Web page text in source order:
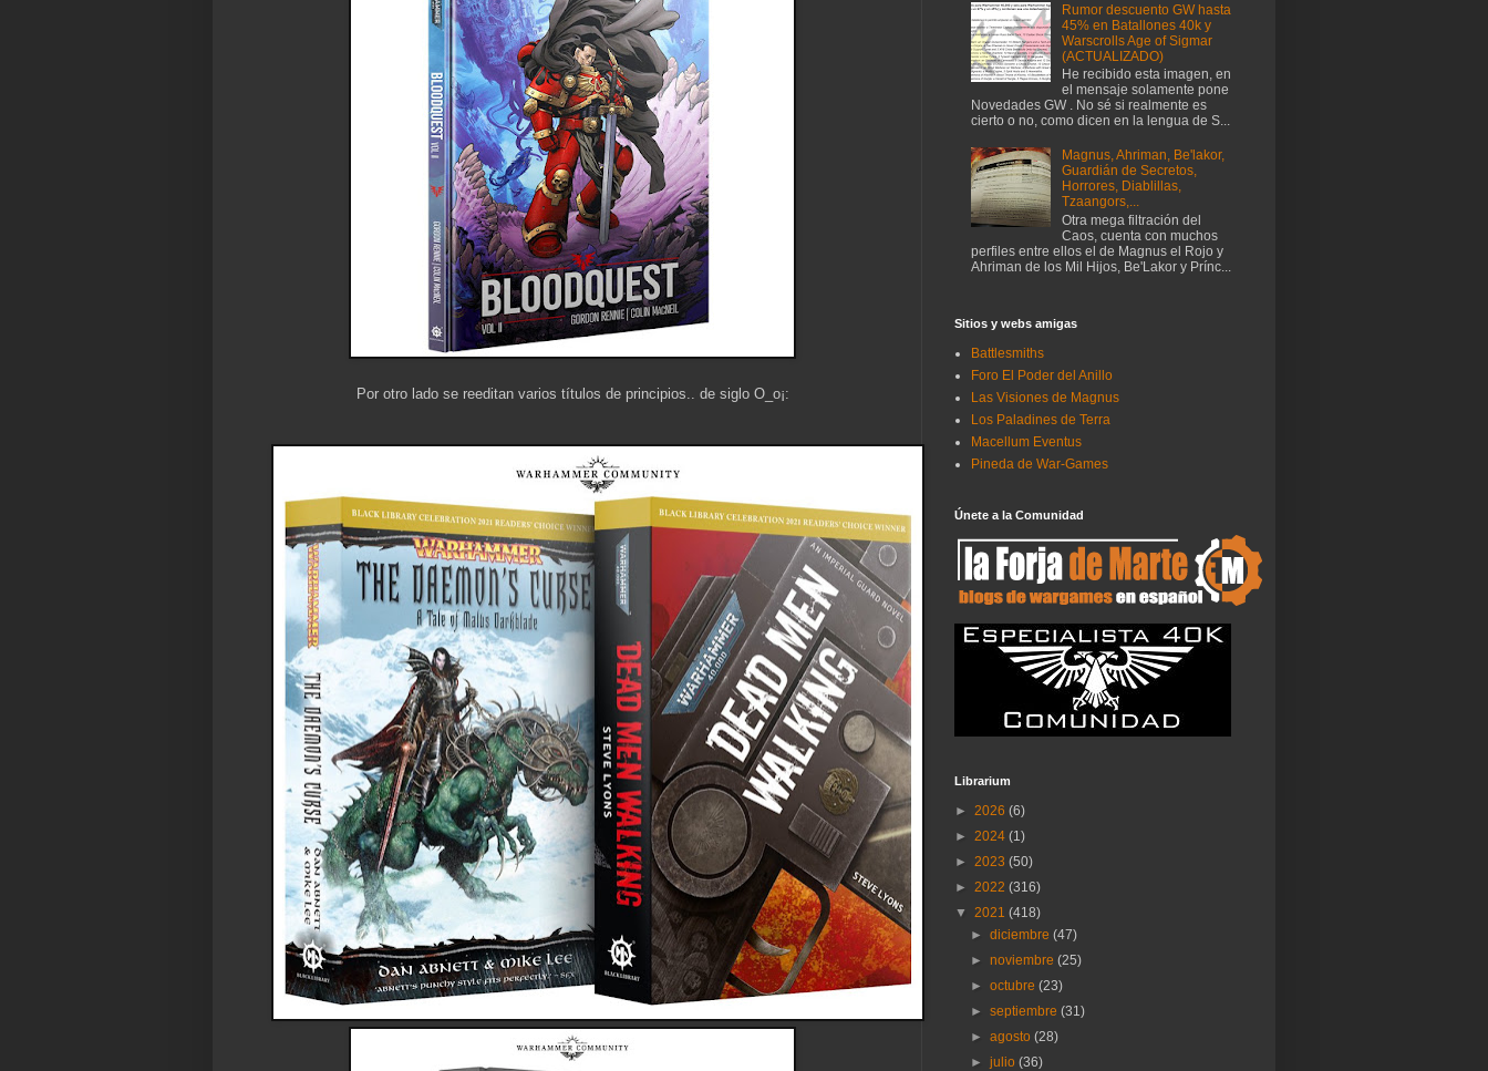
Por otro lado se reeditan varios títulos de principios.. de siglo O_o¡:
Rumor descuento GW hasta
45% en Batallones 40k y
Warscrolls Age of Sigmar
(ACTUALIZADO)
He recibido esta imagen, en
el mensaje solamente pone
Novedades GW . No sé si realmente es
cierto o no, como dicen en la lengua de S...
Magnus, Ahriman, Be'lakor,
Guardián de Secretos,
Horrores, Diablillas,
Tzaangors,...
Otra mega filtración del
Caos, cuenta con muchos
perfiles entre ellos el de Magnus el Rojo y
Ahriman de los Mil Hijos, Be'Lakor y Prínc...
Sitios y webs amigas
Battlesmiths
Foro El Poder del Anillo
Las Visiones de Magnus
Los Paladines de Terra
Macellum Eventus
Pineda de War-Games
Únete a la Comunidad
Librarium
► 2026 (6)
► 2024 (1)
► 2023 (50)
► 2022 (316)
▼ 2021 (418)
►diciembre(47)
►noviembre(25)
►octubre(23)
►septiembre(31)
►agosto(28)
►julio(36)